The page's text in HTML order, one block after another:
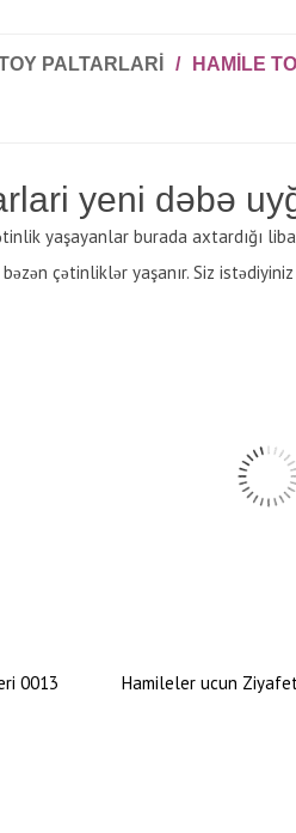
PALTARLARI / HAMILE
yeni dəbə
yaşayanlar burada axtardığı
çətinliklər yaşanır. Siz
0013 Hamileler ucun